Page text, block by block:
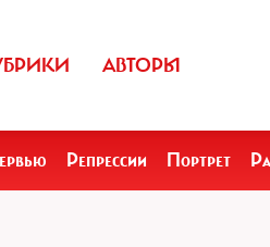
АВТОРЫ
Репрессии Портрет